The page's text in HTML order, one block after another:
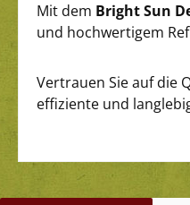
Mit dem Bright Sun
und hochwertigem
Vertrauen Sie auf die
effiziente und